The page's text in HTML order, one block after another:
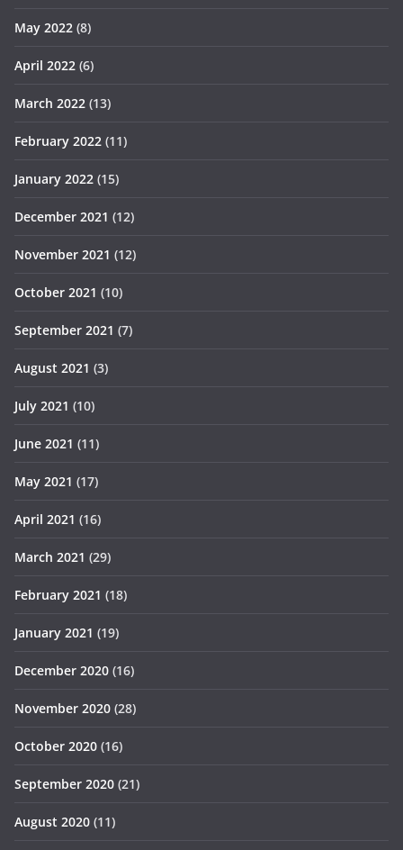
May 2022 (8)
April 2022 (6)
March 2022 (13)
February 2022 (11)
January 2022 (15)
December 2021 (12)
November 2021 (12)
October 2021 (10)
September 2021 (7)
August 2021 (3)
July 2021 (10)
June 2021 (11)
May 2021 (17)
April 2021 (16)
March 2021 (29)
February 2021 (18)
January 2021 (19)
December 2020 (16)
November 2020 (28)
October 2020 (16)
September 2020 (21)
August 2020 (11)